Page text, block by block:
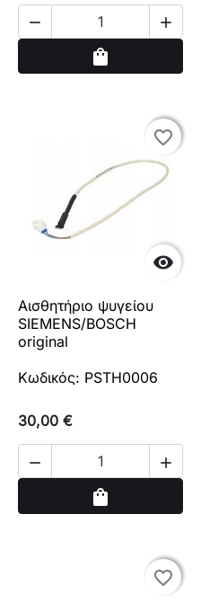
 
shopping_bag

favorite_border
favorite_border
Αισθητήριο ψυγείου
SIEMENS/BOSCH
original
Κωδικός: PSTH0006
30,00 €
 
shopping_bag
favorite_border
favorite_border